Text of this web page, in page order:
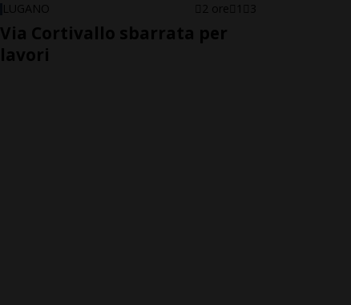
LUGANO 2 ore 1 3
Via Cortivallo sbarrata per
lavori